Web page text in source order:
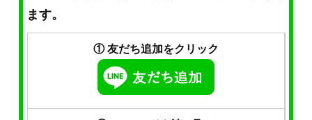
ます。
① 友だち追加をクリック